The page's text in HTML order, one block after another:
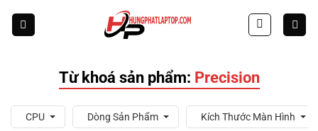
Từ khoá sản phẩm: Precision
CPU Dòng Sản Phẩm Kích Thước Màn Hình